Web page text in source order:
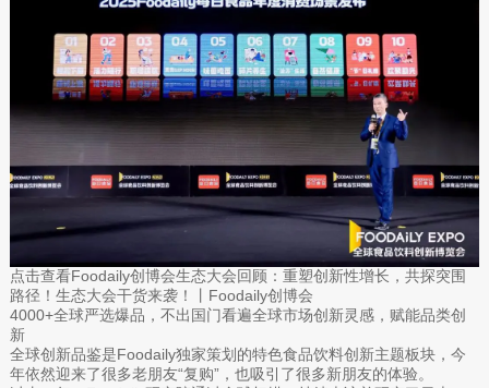
点击查看Foodaily创博会生态大会回顾：重塑创新性增长，共探突围
路径！生态大会干货来袭！丨Foodaily创博会
4000+全球严选爆品，不出国门看遍全球市场创新灵感，赋能品类创
新
全球创新品鉴是Foodaily独家策划的特色食品饮料创新主题板块，今
年依然迎来了很多老朋友“复购”，也吸引了很多新朋友的体验。